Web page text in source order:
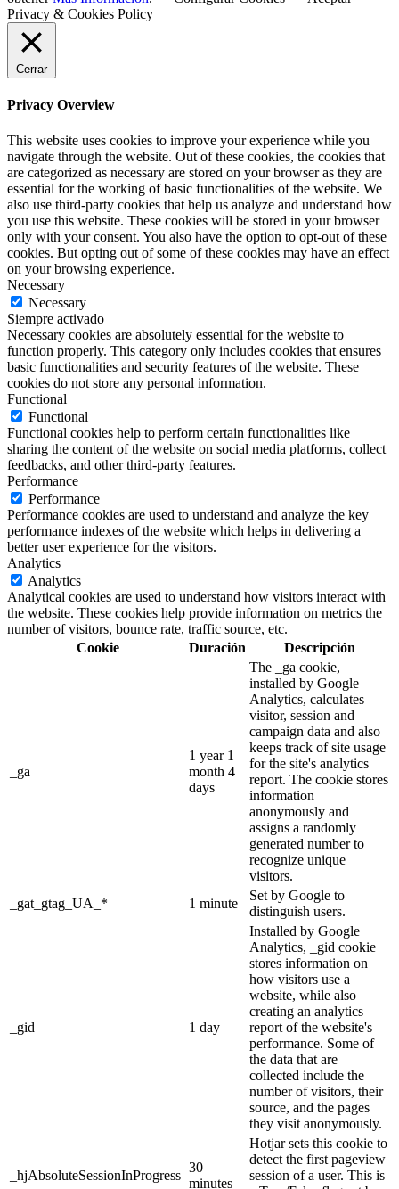
Privacy & Cookies Policy
Cerrar
Privacy Overview
This website uses cookies to improve your experience while you
navigate through the website. Out of these cookies, the cookies that
are categorized as necessary are stored on your browser as they are
essential for the working of basic functionalities of the website. We
also use third-party cookies that help us analyze and understand how
you use this website. These cookies will be stored in your browser
only with your consent. You also have the option to opt-out of these
cookies. But opting out of some of these cookies may have an effect
on your browsing experience.
Necessary
Necessary
Siempre activado
Necessary cookies are absolutely essential for the website to
function properly. This category only includes cookies that ensures
basic functionalities and security features of the website. These
cookies do not store any personal information.
Functional
Functional
Functional cookies help to perform certain functionalities like
sharing the content of the website on social media platforms, collect
feedbacks, and other third-party features.
Performance
Performance
Performance cookies are used to understand and analyze the key
performance indexes of the website which helps in delivering a
better user experience for the visitors.
Analytics
Analytics
Analytical cookies are used to understand how visitors interact with
the website. These cookies help provide information on metrics the
number of visitors, bounce rate, traffic source, etc.
Cookie
Duración Descripción
_ga
1 year 1
month 4
days
The _ga cookie,
installed by Google
Analytics, calculates
visitor, session and
campaign data and also
keeps track of site usage
for the site's analytics
report. The cookie stores
information
anonymously and
assigns a randomly
generated number to
recognize unique
visitors.
_gat_gtag_UA_*
1 minute
Set by Google to
distinguish users.
_gid 1 day
Installed by Google
Analytics, _gid cookie
stores information on
how visitors use a
website, while also
creating an analytics
report of the website's
performance. Some of
the data that are
collected include the
number of visitors, their
source, and the pages
they visit anonymously.
_hjAbsoluteSessionInProgress
30
minutes
Hotjar sets this cookie to
detect the first pageview
session of a user. This is